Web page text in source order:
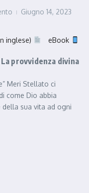
Giugno 14, 2023
inglese) eBook
La provvidenza divina
Meri Stellato ci
come Dio abbia
sua vita ad ogni